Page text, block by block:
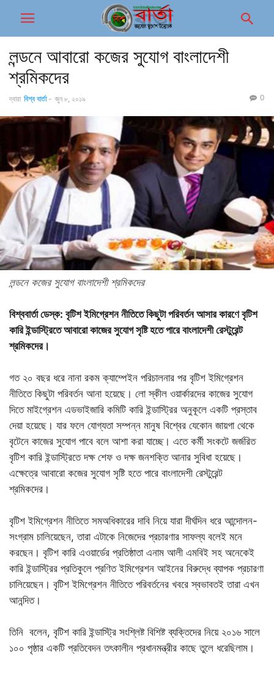
লন্ডনে আবারো কজের সুযোগ বাংলাদেশী
শ্রমিকদের
দ্বারা বিশ্ব বার্তা - জুন ৮, ২০১৯ 0
লন্ডনে কজের সুযোগ বাংলাদেশী শ্রমিকদের
বিশ্ববার্তা ডেস্ক: বৃটিশ ইমিগ্রেশন নীতিতে কিছুটা পরিবর্তন আসার কারণে বৃটিশ
কারি ইন্ডাস্ট্রিতে আবারো কাজের সুযোগ সৃষ্টি হতে পারে বাংলাদেশী রেস্টুরেন্ট
শ্রমিকদের।
গত ২০ বছর ধরে নানা রকম ক্যাম্পেইন পরিচালনার পর বৃটিশ ইমিগ্রেশন
নীতিতে কিছুটা পরিবর্তন আনা হয়েছে। লো স্কীল ওয়ার্কারদের কাজের সুযোগ
দিতে মাইগ্রেশন এডভাইজারি কমিটি কারি ইন্ডাস্ট্রির অনুকূলে একটি প্রস্তাব
দেয়া হয়েছে। যার ফলে যোগ্যতা সম্পন্ন মানুষ বিশ্বের যেকোন জায়গা থেকে
বৃটেনে কাজের সুযোগ পাবে বলে আশা করা যাচ্ছে। এতে কর্মী সংকটে জর্জরিত
বৃটিশ কারি ইন্ডাস্ট্রিতে দক্ষ শেফ ও দক্ষ জনশক্তি আনার সুবিধা হয়েছে।
এক্ষেত্রে আবারো কজের সুযোগ সৃষ্টি হতে পারে বাংলাদেশী রেস্টুরেন্ট
শ্রমিকদের।
বৃটিশ ইমিগ্রেশন নীতিতে সমঅধিকারের দাবি নিয়ে যারা দীর্ঘদিন ধরে আন্দোলন-
সংগ্রাম চালিয়েছেন, তারা এটাকে নিজেদের প্রচারণার সাফল্য বলেই মনে
করছেন। বৃটিশ কারি এওয়ার্ডের প্রতিষ্ঠাতা এনাম আলী এমবিই সহ অনেকেই
কারি ইন্ডাস্ট্রির প্রতিকুলে প্রণিত ইমিগ্রেশন আইনের বিরুদ্ধে ব্যাপক প্রচারণা
চালিয়েছেন। বৃটিশ ইমিগ্রেশন নীতিতে পরিবর্তনের খবরে স্বভাবতই তারা এখন
আনন্দিত।
তিনি বলেন, বৃটিশ কারি ইন্ডাস্ট্রি সংশ্লিষ্ট বিশিষ্ট ব্যক্তিদের নিয়ে ২০১৬ সালে
১০০ পৃষ্ঠার একটি প্রতিবেদন তৎকালীন প্রধানমন্ত্রীর কাছে তুলে ধরেছিলাম।